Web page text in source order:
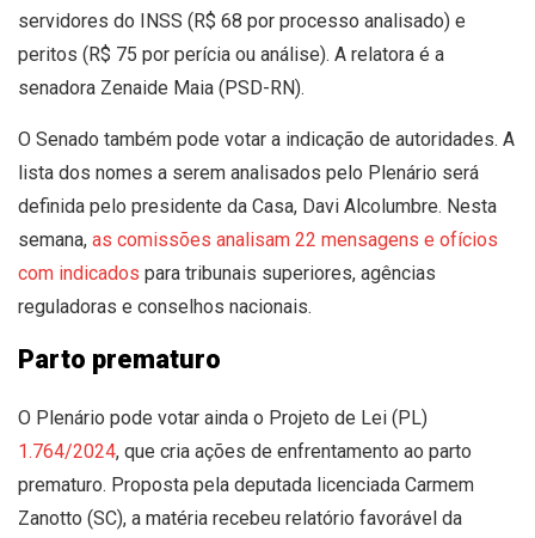
servidores do INSS (R$ 68 por processo analisado) e
peritos (R$ 75 por perícia ou análise). A relatora é a
senadora Zenaide Maia (PSD-RN).
O Senado também pode votar a indicação de autoridades. A
lista dos nomes a serem analisados pelo Plenário será
definida pelo presidente da Casa, Davi Alcolumbre. Nesta
semana, as comissões analisam 22 mensagens e ofícios
com indicados para tribunais superiores, agências
reguladoras e conselhos nacionais.
Parto prematuro
O Plenário pode votar ainda o Projeto de Lei (PL)
1.764/2024, que cria ações de enfrentamento ao parto
prematuro. Proposta pela deputada licenciada Carmem
Zanotto (SC), a matéria recebeu relatório favorável da